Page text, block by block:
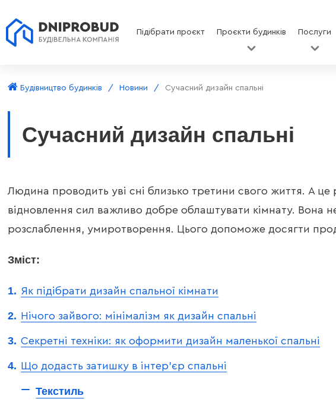
Підібрати проєкт Проєкти будинків Послуги
Будівництво будинків Новини Сучасний дизайн спальні
Сучасний дизайн спальні
Людина проводить уві сні близько третини свого життя. А
відновлення сил важливо добре облаштувати кімнату. Вона
розслаблення, умиротворення. Цього допоможе досягти
Зміст:
Як підібрати дизайн спальної кімнати
Нічого зайвого: мінімалізм як дизайн спальні
Секретні техніки: як оформити дизайн маленької спальні
Що додасть затишку в інтер’єр спальні
Текстиль